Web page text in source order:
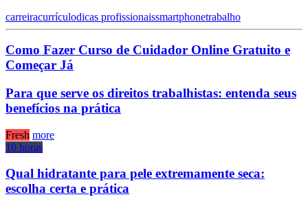
carreiracurrículodicas profissionaissmartphonetrabalho
Como Fazer Curso de Cuidador Online Gratuito e
Começar Já
Para que serve os direitos trabalhistas: entenda seus
benefícios na prática
Fresh more
10 horas
Qual hidratante para pele extremamente seca:
escolha certa e prática